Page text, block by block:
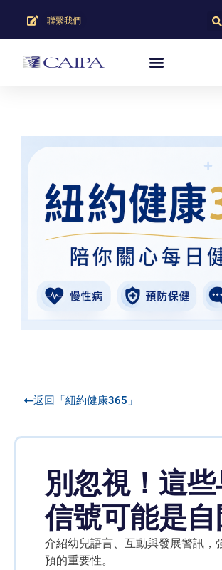
聯繫我們
返回「紐約健康365」
別忽視！這些
信號可能是
介紹幼兒語言、互動與發展警訊，
預的重要性。